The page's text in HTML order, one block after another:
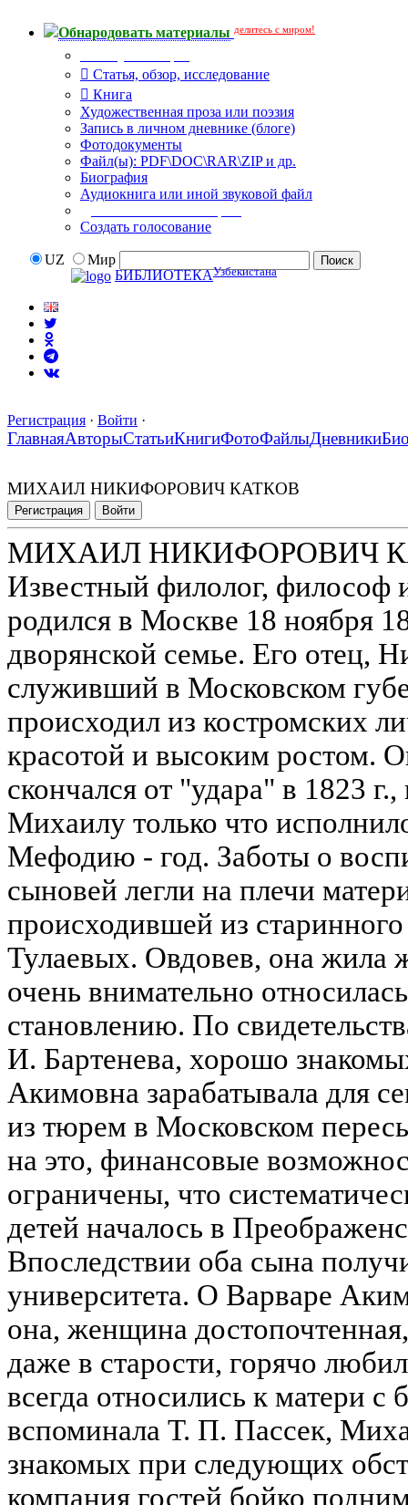
Обнародовать материалы делитесь с миром!
Статья, обзор, исследование
Книга
Художественная проза или поэзия
Запись в личном дневнике (блоге)
Фотодокументы
Файл(ы): PDF\DOC\RAR\ZIP и др.
Биография
Аудиокнига или иной звуковой файл
Создать голосование
UZ
Мир
БИБЛИОТЕКАУзбекистана
Регистрация · Войти ·
ГлавнаяАвторыСтатьиКнигиФотоФайлыДневники
МИХАИЛ НИКИФОРОВИЧ КАТКОВ
Регистрация Войти
МИХАИЛ НИКИФОРОВИЧ
Известный филолог, философ
родился в Москве 18 ноября
дворянской семье. Его отец,
служивший в Московском
происходил из костромских
красотой и высоким ростом.
скончался от "удара" в 1823
Михаилу только что
Мефодию - год. Заботы о
сыновей легли на плечи
происходившей из старинного
Тулаевых. Овдовев, она жила
очень внимательно
становлению. По
И. Бартенева, хорошо
Акимовна зарабатывала для
из тюрем в Московском
на это, финансовые
ограничены, что
детей началось в
Впоследствии оба сына
университета. О Варваре
она, женщина
даже в старости, горячо
всегда относились к матери с
вспоминала Т. П. Пассек,
знакомых при следующих
компания гостей бойко